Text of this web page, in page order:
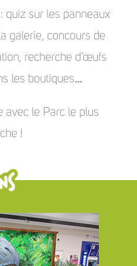
quiz sur les panneaux
galerie, concours de
recherche d’œufs
les boutiques…
avec le Parc le plus
!